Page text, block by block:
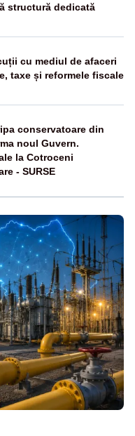
structură dedicată
cu mediul de afaceri
taxe și reformele fiscale
conservatoare din
noul Guvern.
la Cotroceni
- SURSE